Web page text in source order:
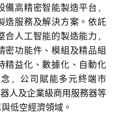
高精密智能製造平台，
造服務及解決方案。依託
人工智能的製造能力，
密功能件、模組及精品組
精益化、數據化、自動化
，公司賦能多元終端市
人及企業級商用服務器等
低空經濟領域。